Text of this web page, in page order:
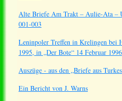
Alte Briefe Am Trakt – Aulie-Ata –
001-003
Leninpoler Treffen in Krelingen bei
1995, in „Der Bote“ 14 Februar
Auszüge - aus den „Briefe aus
Ein Bericht von J. Warns